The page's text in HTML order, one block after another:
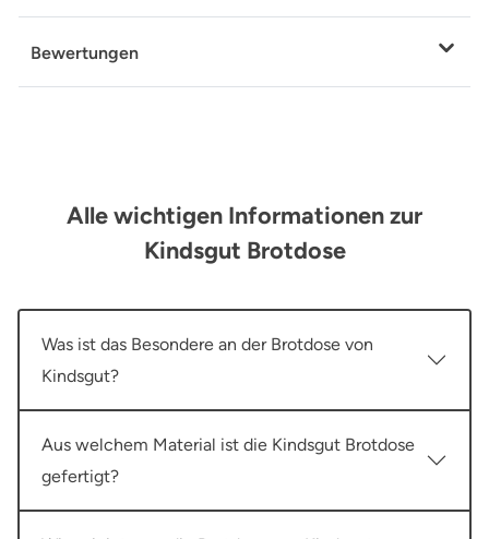
Bewertungen
Alle wichtigen Informationen zur
Kindsgut Brotdose
Was ist das Besondere an der Brotdose von
Kindsgut?
Aus welchem Material ist die Kindsgut Brotdose
gefertigt?